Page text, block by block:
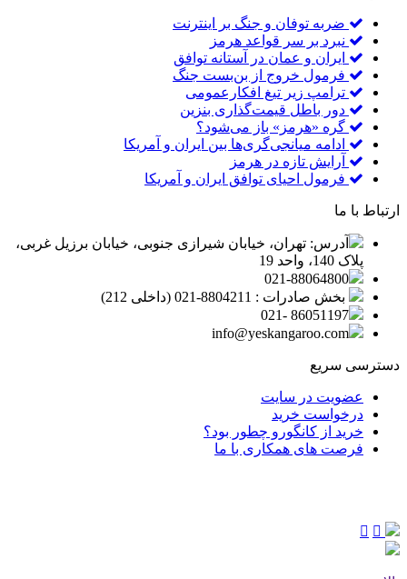
ضربه توفان و جنگ بر اینترنت
نبرد بر سر قواعد هرمز
ایران و عمان در آستانه توافق
فرمول خروج از بن‌بست جنگ
ترامپ زیر تیغ افکارعمومی
دور باطل قیمت‌گذاری بنزین
گره «هرمز» باز می‌شود؟
ادامه میانجی‌گری‌ها بین ایران و آمریکا
آرایش تازه در هرمز
فرمول احیای توافق ایران و آمریکا
ارتباط با ما
آدرس: تهران، خیابان شیرازی جنوبی، خیابان برزیل غربی،
پلاک 140، واحد 19
021-88064800
بخش صادرات : 8804211-021 (داخلی 212)
86051197 -021
info@yeskangaroo.com
دسترسی سریع
عضویت در سایت
درخواست خرید
خرید از کانگورو چطور بود؟
فرصت های همکاری با ما